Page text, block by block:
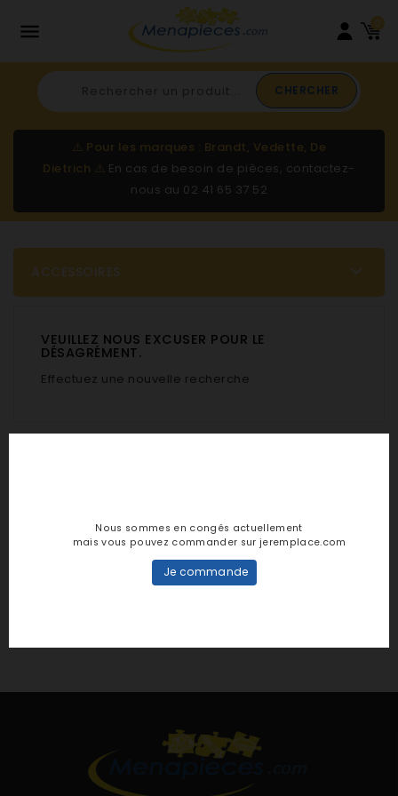
 0
CHERCHER
⚠️ Pour les marques : Brandt, Vedette, De
Dietrich ⚠️ En cas de besoin de pièces, contactez-
nous au 02 41 65 37 52
ACCESSOIRES 
VEUILLEZ NOUS EXCUSER POUR LE
DÉSAGRÉMENT.
Effectuez une nouvelle recherche
Nous sommes en congés actuellement
mais vous pouvez commander sur jeremplace.com
Je commande